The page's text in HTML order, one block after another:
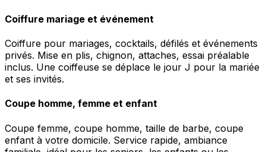
Coiffure mariage et événement
Coiffure pour mariages, cocktails, défilés et événements
privés. Mise en plis, chignon, attaches, essai préalable
inclus. Une coiffeuse se déplace le jour J pour la mariée
et ses invités.
Coupe homme, femme et enfant
Coupe femme, coupe homme, taille de barbe, coupe
enfant à votre domicile. Service rapide, ambiance